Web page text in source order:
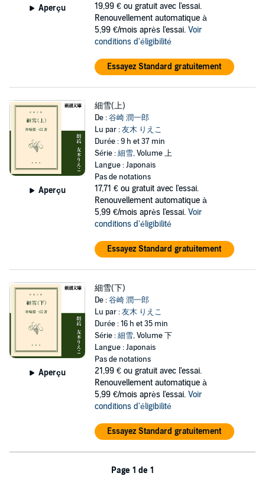
Aperçu 19,99 € ou gratuit avec l'essai.
Renouvellement automatique à
5,99 €/mois après l'essai. Voir
conditions d'éligibilité
Essayez Standard gratuitement
Aperçu
細雪(上)
De :谷崎 潤一郎
Lu par :友木 りえこ
Durée : 9 h et 37 min
Série :細雪, Volume 上
Langue : Japonais
Pas de notations
17,71 € ou gratuit avec l'essai.
Renouvellement automatique à
5,99 €/mois après l'essai. Voir
conditions d'éligibilité
Essayez Standard gratuitement
Aperçu
細雪(下)
De :谷崎 潤一郎
Lu par :友木 りえこ
Durée : 16 h et 35 min
Série :細雪, Volume 下
Langue : Japonais
Pas de notations
21,99 € ou gratuit avec l'essai.
Renouvellement automatique à
5,99 €/mois après l'essai. Voir
conditions d'éligibilité
Essayez Standard gratuitement
Page 1 de 1